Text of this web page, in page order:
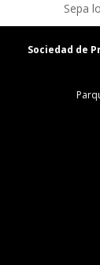
Sepa
Sociedad de